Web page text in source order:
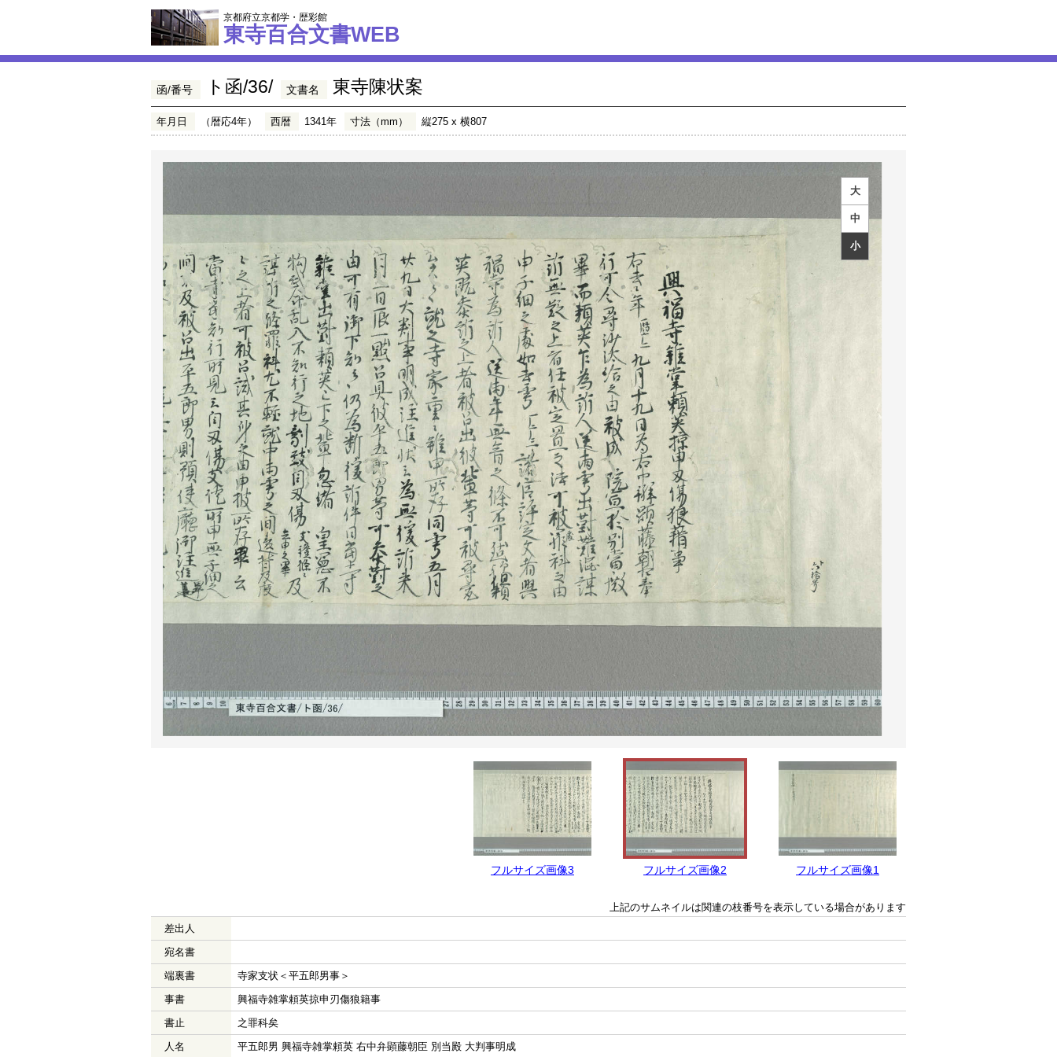
京都府立京都学・歴彩館
東寺百合文書WEB
函/番号 ト函/36/ 文書名 東寺陳状案
年月日 （暦応4年） 西暦 1341年 寸法（mm） 縦275 x 横807
大
中
小
フルサイズ画像3 フルサイズ画像2 フルサイズ画像1
上記のサムネイルは関連の枝番号を表示している場合があります
差出人
宛名書
端裏書
寺家支状＜平五郎男事＞
事書
興福寺雑掌頼英掠申刃傷狼籍事
書止
之罪科矣
人名
平五郎男 興福寺雑掌頼英 右中弁顕藤朝臣 別当殿 大判事明成